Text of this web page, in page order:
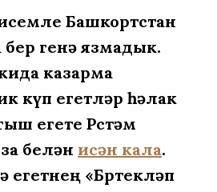
Башкортстан
бер генә язмадык.
казарма
күп егетләр һәлак
егете Рөстәм
белән исән кала.
«Бөртекләп